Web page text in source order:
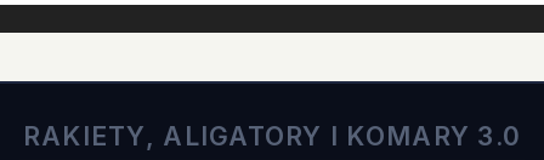
RAKIETY, ALIGATORY I KOMARY 3.0